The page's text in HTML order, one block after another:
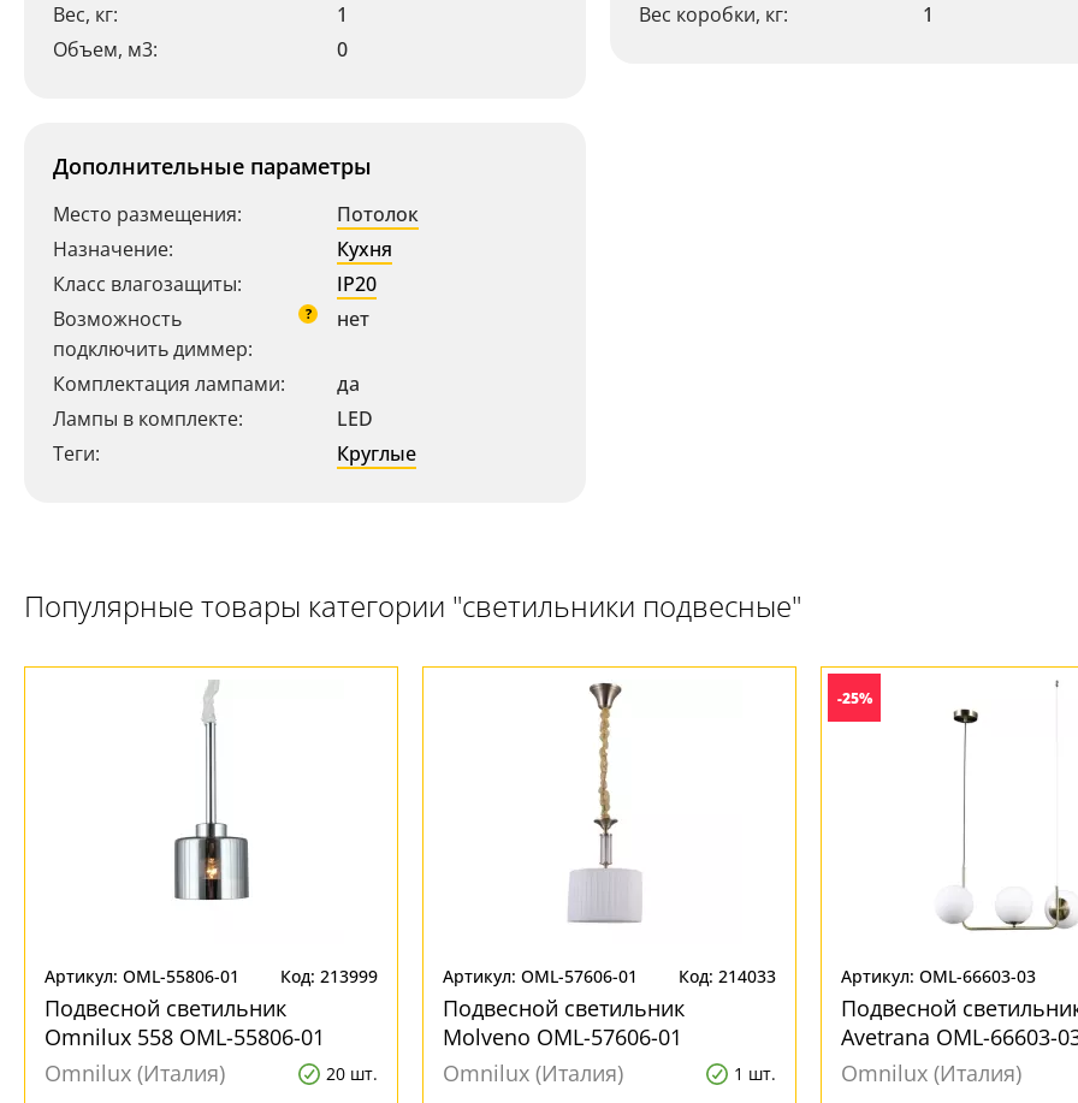
Вес, кг:
1
Объем, м3:
0
Вес коробки, кг:
1
Дополнительные параметры
Место размещения:
Потолок
Назначение:
Кухня
Класс влагозащиты:
IP20
Возможность
подключить диммер:
? нет
Комплектация лампами:
да
Лампы в комплекте:
LED
Теги:
Круглые
Популярные товары категории "светильники подвесные"
Артикул: OML-55806-01 Код: 213999
Подвесной светильник
Omnilux 558 OML-55806-01
Omnilux (Италия)
20 шт.
Артикул: OML-57606-01 Код: 214033
Подвесной светильник
Molveno OML-57606-01
Omnilux (Италия)
1 шт.
-25%
Артикул: OML-66603-03
Подвесной
Avetrana OML-66603-
Omnilux (Италия)